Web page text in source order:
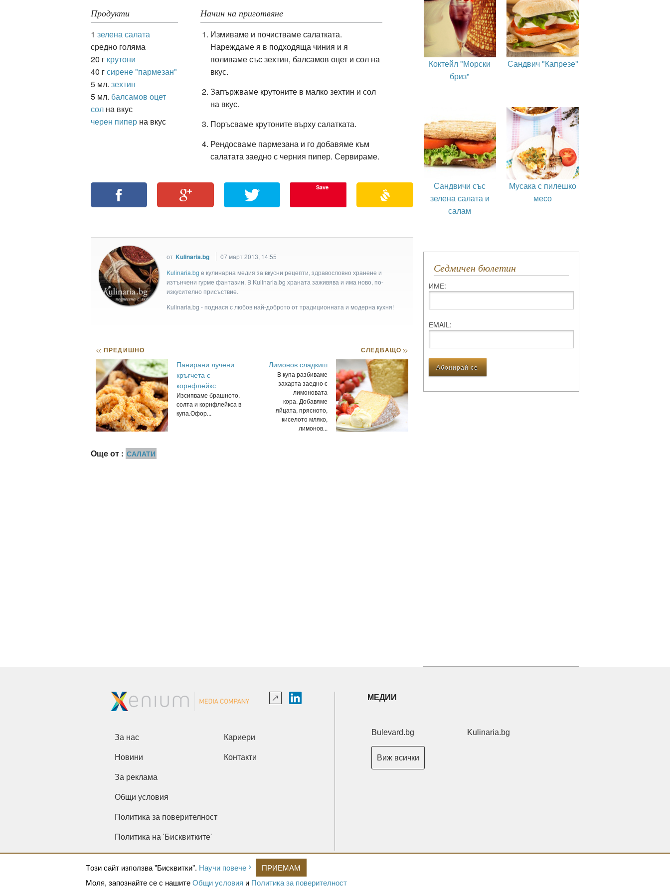
Продукти
1 зелена салата
средно голяма
20 г крутони
40 гсирене "пармезан"
5 мл. зехтин
5 мл. балсамов оцет
сол на вкус
черен пипер на вкус
Начин на приготвяне
Измиваме и почистваме салатката.
Нареждаме я в подходяща чиния и я
поливаме със зехтин, балсамов оцет и сол на
вкус.
Запържваме крутоните в малко зехтин и сол
на вкус.
Поръсваме крутоните върху салатката.
Рендосваме пармезана и го добавяме към
салатата заедно с черния пипер. Сервираме.
Save
от Kulinaria.bg
07 март 2013, 14:55
Kulinaria.bg e кулинарна медия за вкусни рецепти, здравословно хранене и
изтънчени гурме фантазии. В Kulinaria.bg храната заживява и има ново, по-
изкусително присъствие.
Kulinaria.bg - поднася с любов най-доброто от традиционната и модерна кухня!
<< ПРЕДИШНО
Панирани лучени
кръгчета с
корнфлейкс
Изсипваме брашното,
солта и корнфлейкса в
купа.Офор...
СЛЕДВАЩО>>
Лимонов сладкиш
В купа разбиваме
захарта заедно с
лимоновата
кора. Добавяме
яйцата, прясното,
киселото мляко,
лимонов...
Още от : САЛАТИ
Коктейл "Морски
бриз"
Сандвич "Капрезе"
Сандвичи със
зелена салата и
салам
Мусака с пилешко
месо
Седмичен бюлетин
ИМЕ:
ЕMAIL:
Tози сайт използва "Бисквитки". Научи повече
ПРИЕМАМ
Моля, запознайте се с нашитеОбщи условия и Политика за поверителност
За нас Кариери
Новини Контакти
За реклама
Общи условия
Политика за поверителност
Политика на 'Бисквитките'
МЕДИИ
Bulevard.bg Kulinaria.bg
Виж всички
Copyright © 2026 Ксениум ООД. Всички права запазени.